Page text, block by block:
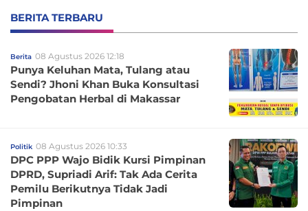
BERITA TERBARU
Berita 08 Agustus 2026 12:18
Punya Keluhan Mata, Tulang atau
Sendi? Jhoni Khan Buka Konsultasi
Pengobatan Herbal di Makassar
Politik 08 Agustus 2026 10:33
DPC PPP Wajo Bidik Kursi Pimpinan
DPRD, Supriadi Arif: Tak Ada Cerita
Pemilu Berikutnya Tidak Jadi
Pimpinan